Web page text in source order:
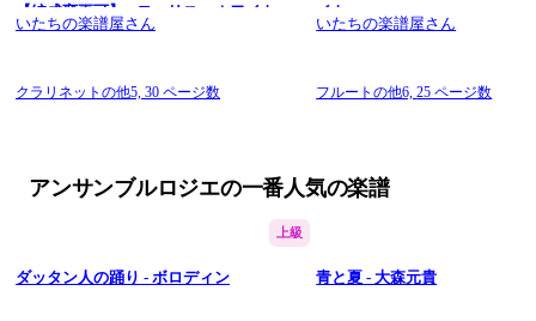
【編成変更可】 - モーリス・ホワイト
いたちの楽譜屋さん
クラリネットの他5, 30 ページ数
イト
いたちの楽譜屋さん
フルートの他6,25 ページ数
アンサンブルロジエの一番人気の楽譜
上級
ダッタン人の踊り - ボロディン 青と夏 - 大森元貴